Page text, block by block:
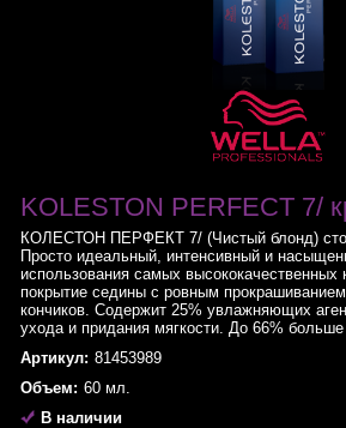
KOLESTON PERFECT 7/
КОЛЕСТОН ПЕРФЕКТ 7/ (Чистый блонд)
Просто идеальный, интенсивный и
использования самых высококачественных
покрытие седины с ровным
кончиков. Содержит 25% увлажняющих
ухода и придания мягкости. До 66% больше
Артикул: 81453989
Объем: 60 мл.
В наличии